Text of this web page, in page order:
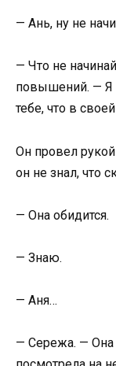
— Ань, ну не
— Что не
повышений. — Я
тебе, что в
Он провел
он не знал, что
— Она обидится.
— Знаю.
— Аня…
— Сережа. — Она